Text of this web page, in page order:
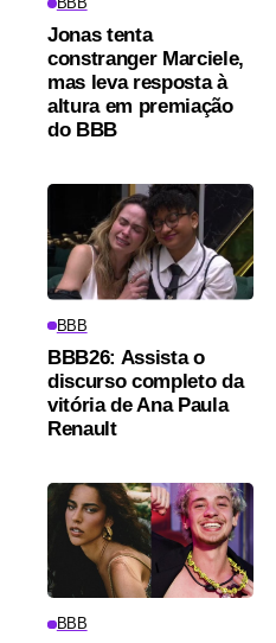
Jonas tenta
constranger Marciele,
mas leva resposta à
altura em premiação
do BBB
BBB
BBB26: Assista o
discurso completo da
vitória de Ana Paula
Renault
BBB